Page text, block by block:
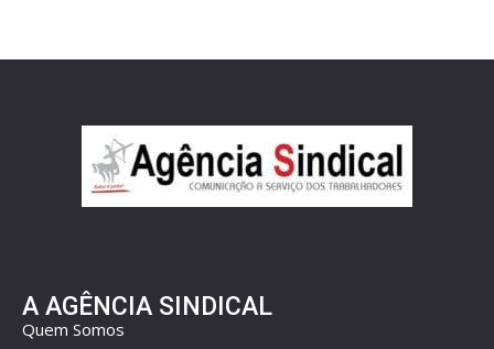
A AGÊNCIA SINDICAL
Quem Somos